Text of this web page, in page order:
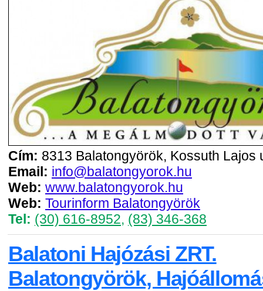
Cím: 8313 Balatongyörök, Kossuth Lajos
Email: info@balatongyorok.hu
Web: www.balatongyorok.hu
Web: Tourinform Balatongyörök
Tel: (30) 616-8952, (83) 346-368
Balatoni Hajózási ZRT.
Balatongyörök,